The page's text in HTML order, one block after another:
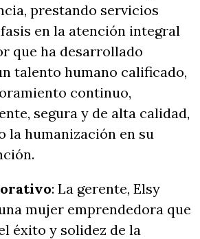
prestando servicios
en la atención integral
que ha desarrollado
talento humano calificado,
continuo,
segura y de alta calidad,
la humanización en su
: La gerente, Elsy
mujer emprendedora que
éxito y solidez de la